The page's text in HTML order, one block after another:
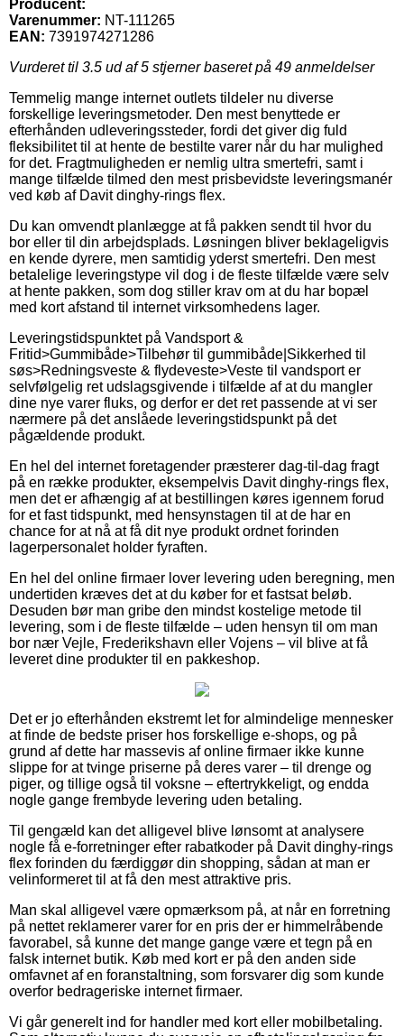
Producent:
Varenummer: NT-111265
EAN: 7391974271286
Vurderet til 3.5 ud af 5 stjerner baseret på 49 anmeldelser
Temmelig mange internet outlets tildeler nu diverse
forskellige leveringsmetoder. Den mest benyttede er
efterhånden udleveringssteder, fordi det giver dig fuld
fleksibilitet til at hente de bestilte varer når du har mulighed
for det. Fragtmuligheden er nemlig ultra smertefri, samt i
mange tilfælde tilmed den mest prisbevidste leveringsmanér
ved køb af Davit dinghy-rings flex.
Du kan omvendt planlægge at få pakken sendt til hvor du
bor eller til din arbejdsplads. Løsningen bliver beklageligvis
en kende dyrere, men samtidig yderst smertefri. Den mest
betalelige leveringstype vil dog i de fleste tilfælde være selv
at hente pakken, som dog stiller krav om at du har bopæl
med kort afstand til internet virksomhedens lager.
Leveringstidspunktet på Vandsport &
Fritid>Gummibåde>Tilbehør til gummibåde|Sikkerhed til
søs>Redningsveste & flydeveste>Veste til vandsport er
selvfølgelig ret udslagsgivende i tilfælde af at du mangler
dine nye varer fluks, og derfor er det ret passende at vi ser
nærmere på det anslåede leveringstidspunkt på det
pågældende produkt.
En hel del internet foretagender præsterer dag-til-dag fragt
på en række produkter, eksempelvis Davit dinghy-rings flex,
men det er afhængig af at bestillingen køres igennem forud
for et fast tidspunkt, med hensynstagen til at de har en
chance for at nå at få dit nye produkt ordnet forinden
lagerpersonalet holder fyraften.
En hel del online firmaer lover levering uden beregning, men
undertiden kræves det at du køber for et fastsat beløb.
Desuden bør man gribe den mindst kostelige metode til
levering, som i de fleste tilfælde – uden hensyn til om man
bor nær Vejle, Frederikshavn eller Vojens – vil blive at få
leveret dine produkter til en pakkeshop.
Det er jo efterhånden ekstremt let for almindelige mennesker
at finde de bedste priser hos forskellige e-shops, og på
grund af dette har massevis af online firmaer ikke kunne
slippe for at tvinge priserne på deres varer – til drenge og
piger, og tillige også til voksne – eftertrykkeligt, og endda
nogle gange frembyde levering uden betaling.
Til gengæld kan det alligevel blive lønsomt at analysere
nogle få e-forretninger efter rabatkoder på Davit dinghy-rings
flex forinden du færdiggør din shopping, sådan at man er
velinformeret til at få den mest attraktive pris.
Man skal alligevel være opmærksom på, at når en forretning
på nettet reklamerer varer for en pris der er himmelråbende
favorabel, så kunne det mange gange være et tegn på en
falsk internet butik. Køb med kort er på den anden side
omfavnet af en foranstaltning, som forsvarer dig som kunde
overfor bedrageriske internet firmaer.
Vi går generelt ind for handler med kort eller mobilbetaling.